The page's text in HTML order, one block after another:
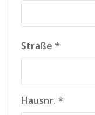
Straße *
Hausnr. *